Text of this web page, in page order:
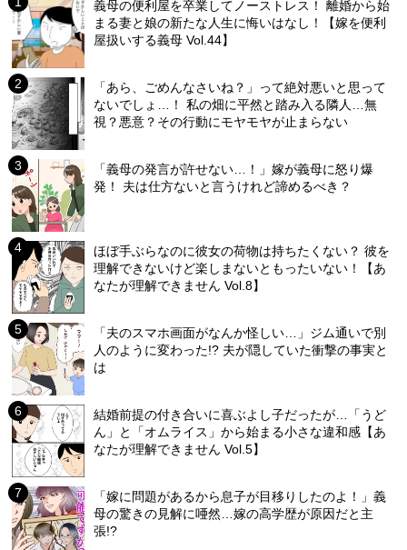
義母の便利屋を卒業してノーストレス！ 離婚から始
まる妻と娘の新たな人生に悔いはなし！【嫁を便利
屋扱いする義母 Vol.44】
「あら、ごめんなさいね？」って絶対悪いと思って
ないでしょ…！ 私の畑に平然と踏み入る隣人…無
視？悪意？その行動にモヤモヤが止まらない
「義母の発言が許せない…！」嫁が義母に怒り爆
発！ 夫は仕方ないと言うけれど諦めるべき？
ほぼ手ぶらなのに彼女の荷物は持ちたくない？ 彼を
理解できないけど楽しまないともったいない！【あ
なたが理解できません Vol.8】
「夫のスマホ画面がなんか怪しい…」ジム通いで別
人のように変わった!? 夫が隠していた衝撃の事実と
は
結婚前提の付き合いに喜ぶよし子だったが…「うど
ん」と「オムライス」から始まる小さな違和感【あ
なたが理解できません Vol.5】
「嫁に問題があるから息子が目移りしたのよ！」義
母の驚きの見解に唖然…嫁の高学歴が原因だと主
張!?